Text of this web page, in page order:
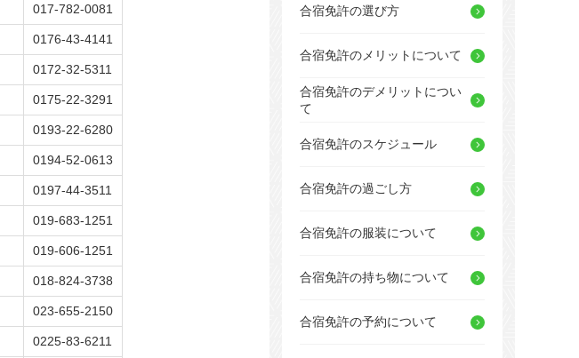
017-782-0081
0176-43-4141
0172-32-5311
0175-22-3291
0193-22-6280
0194-52-0613
0197-44-3511
019-683-1251
019-606-1251
018-824-3738
023-655-2150
0225-83-6211
合宿免許の選び方
合宿免許のメリットについて
合宿免許のデメリットについ
て
合宿免許のスケジュール
合宿免許の過ごし方
合宿免許の服装について
合宿免許の持ち物について
合宿免許の予約について